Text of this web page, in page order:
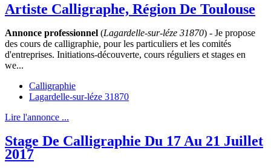
Artiste Calligraphe, Région De Toulouse
Annonce professionnel (Lagardelle-sur-léze 31870) - Je propose
des cours de calligraphie, pour les particuliers et les comités
d'entreprises. Initiations-découverte, cours réguliers et stages en
we...
Calligraphie
Lagardelle-sur-léze 31870
Lire l'annonce ...
Stage De Calligraphie Du 17 Au 21 Juillet
2017